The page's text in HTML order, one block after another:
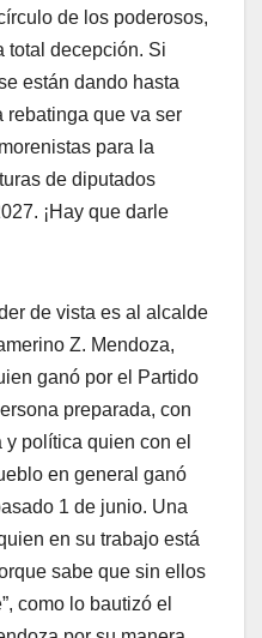
de los poderosos,
total decepción. Si
están dando hasta
rebatinga que va ser
para la
de diputados
¡Hay que darle
de vista es al alcalde
Z. Mendoza,
ganó por el Partido
preparada, con
política quien con el
en general ganó
1 de junio. Una
en su trabajo está
sabe que sin ellos
como lo bautizó el